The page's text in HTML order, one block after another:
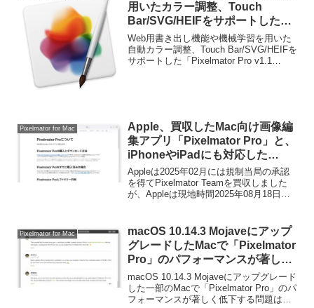
用いたカラー調整、Touch
Bar/SVG/HEIFをサポートした
「Pixelmator Pro v1.1
Monsoon」がリリース。
Web用書き出し機能や機械学習を用いた
自動カラー調整、Touch Bar/SVG/HEIFを
サポートした「Pixelmator Pro v1.1
Pixelmator for Mac
Apple、買収したMac向け画像編
集アプリ「Pixelmator Pro」と、
iPhoneやiPadにも対応した
「Photomator」のサポートペー
ジを公開。
Appleは2025年02月には規制当局の承認
を得てPixelmator Teamを買収しました
が、Appleは現地時間2025年08月18日、
「Photomator」のサポートページを自社
サイトで公開しています。
Pixelmator for Mac
macOS 10.14.3 Mojaveにアップ
グレードしたMacで「Pixelmator
Pro」のパフォーマンスが著しく
低下する問題はmacOS 10.14.4と
近く公開されるPixelmatorのアッ
プデートで修正。
macOS 10.14.3 Mojaveにアップグレード
した一部のMacで「Pixelmator Pro」のパ
フォーマンスが著しく低下する問題は